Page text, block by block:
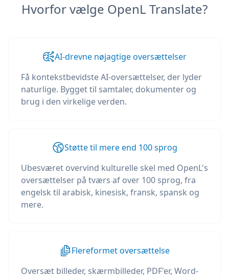
Hvorfor vælge OpenL Translate?
AI-drevne nøjagtige oversættelser
Få kontekstbevidste AI-oversættelser, der lyder
naturlige. Bygget til samtaler, dokumenter og
brug i den virkelige verden.
Støtte til mere end 100 sprog
Ubesværet overvind kulturelle skel med OpenL's
oversættelser på tværs af over 100 sprog, fra
engelsk til arabisk, kinesisk, fransk, spansk og
mere.
Flereformet oversættelse
Oversæt billeder, skærmbilleder, PDF'er, Word-